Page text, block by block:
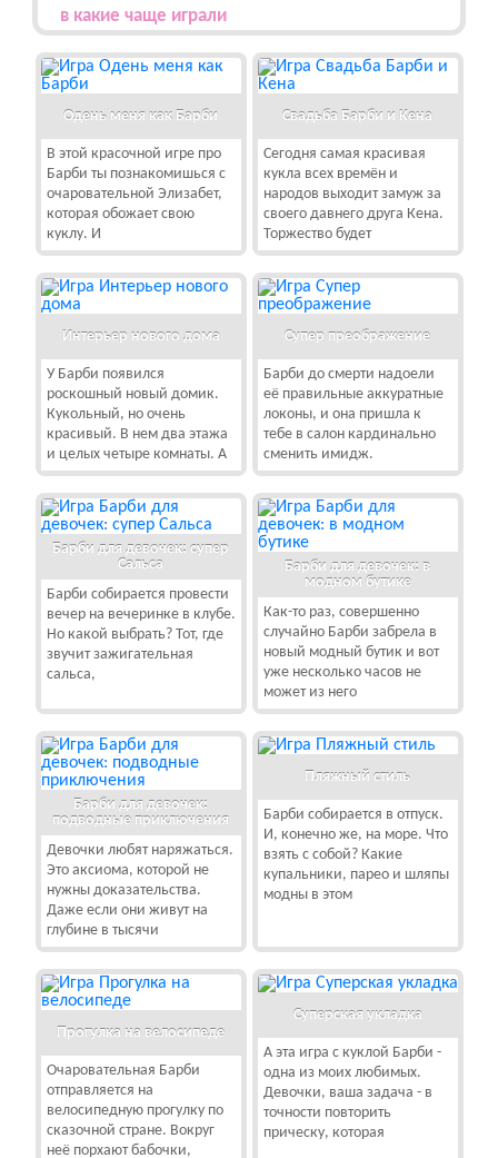
в какие чаще играли
Одень меня как Барби
В этой красочной игре про
Барби ты познакомишься с
очаровательной Элизабет,
которая обожает свою
куклу. И
Свадьба Барби и Кена
Сегодня самая красивая
кукла всех времён и
народов выходит замуж за
своего давнего друга Кена.
Торжество будет
Интерьер нового дома
У Барби появился
роскошный новый домик.
Кукольный, но очень
красивый. В нем два этажа
и целых четыре комнаты. А
Супер преображение
Барби до смерти надоели
её правильные аккуратные
локоны, и она пришла к
тебе в салон кардинально
сменить имидж.
Барби для девочек: супер
Сальса
Барби собирается провести
вечер на вечеринке в клубе.
Но какой выбрать? Тот, где
звучит зажигательная
сальса,
Барби для девочек: в
модном бутике
Как-то раз, совершенно
случайно Барби забрела в
новый модный бутик и вот
уже несколько часов не
может из него
Барби для девочек:
подводные приключения
Девочки любят наряжаться.
Это аксиома, которой не
нужны доказательства.
Даже если они живут на
глубине в тысячи
Пляжный стиль
Барби собирается в отпуск.
И, конечно же, на море. Что
взять с собой? Какие
купальники, парео и шляпы
модны в этом
Прогулка на велосипеде
Очаровательная Барби
отправляется на
велосипедную прогулку по
сказочной стране. Вокруг
неё порхают бабочки,
Суперская укладка
А эта игра с куклой Барби -
одна из моих любимых.
Девочки, ваша задача - в
точности повторить
прическу, которая